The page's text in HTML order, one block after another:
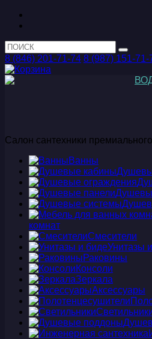
8 (846) 201-71-74 8 (987) 151-71-
Салон сантехники
Ванны
комнат
Смесители
Унитазы
Раковины
Консоли
Зеркала
Аксессуары